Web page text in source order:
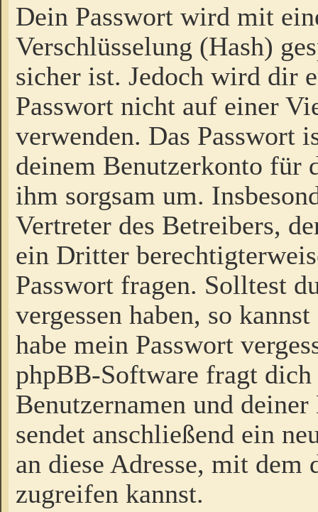
Dein Passwort wird mit
Verschlüsselung (Hash)
sicher ist. Jedoch wird dir
Passwort nicht auf einer
verwenden. Das Passwort
deinem Benutzerkonto für
ihm sorgsam um.
Vertreter des Betreibers,
ein Dritter
Passwort fragen. Solltest
vergessen haben, so
habe mein Passwort
phpBB-Software fragt dich
Benutzernamen und
sendet anschließend ein
an diese Adresse, mit dem
zugreifen kannst.